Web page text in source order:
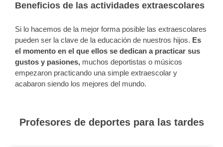
Beneficios de las actividades extraescolares
Si lo hacemos de la mejor forma posible las extraescolares
pueden ser la clave de la educación de nuestros hijos. Es
el momento en el que ellos se dedican a practicar sus
gustos y pasiones, muchos deportistas o músicos
empezaron practicando una simple extraescolar y
acabaron siendo los mejores del mundo.
Profesores de deportes para las tardes